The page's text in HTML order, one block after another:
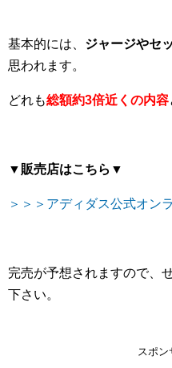
基本的には、 ジャージやセ
思われます。
どれも総額約3倍近くの内容
▼ 販売店はこちら▼
＞＞＞アディダス公式オン
完売が予想されますので、
下さい。
スポン